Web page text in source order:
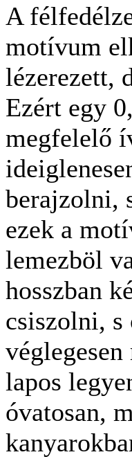
A
motívum
lézerezett,
Ezért egy
megfelelő
berajzolni,
ezek a
lemezböl
hosszban
csiszolni, s
lapos
óvatosan,